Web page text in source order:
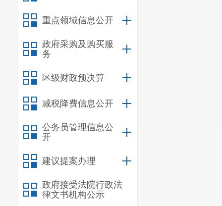
重点领域信息公开
政府采购及购买服
务
区级财政预决算
减税降费信息公开
公务员管理信息公
开
建议提案办理
政府接受法院行政法
律文书机构公示